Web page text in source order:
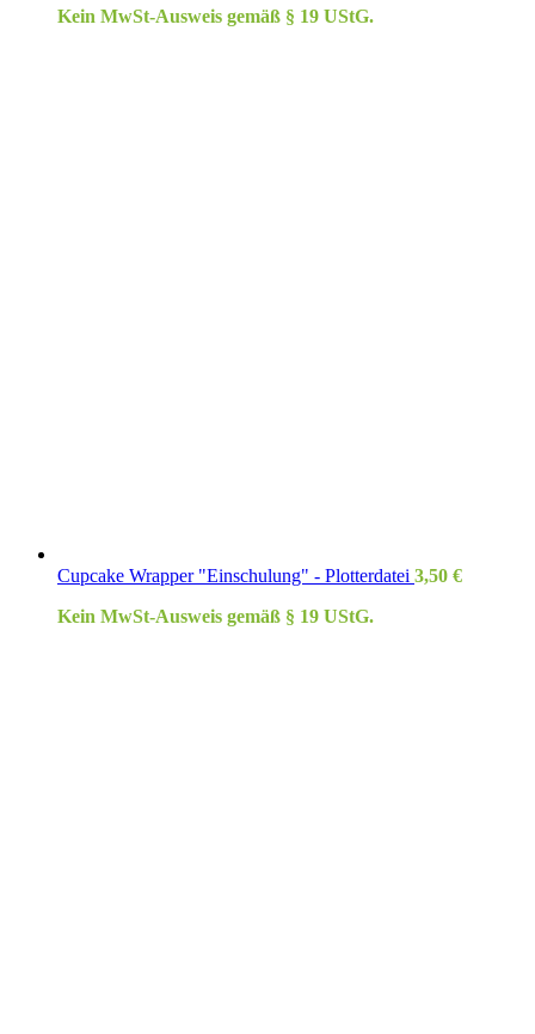
Kein MwSt-Ausweis gemäß § 19 UStG.
Cupcake Wrapper "Einschulung" - Plotterdatei 3,50 €
Kein MwSt-Ausweis gemäß § 19 UStG.